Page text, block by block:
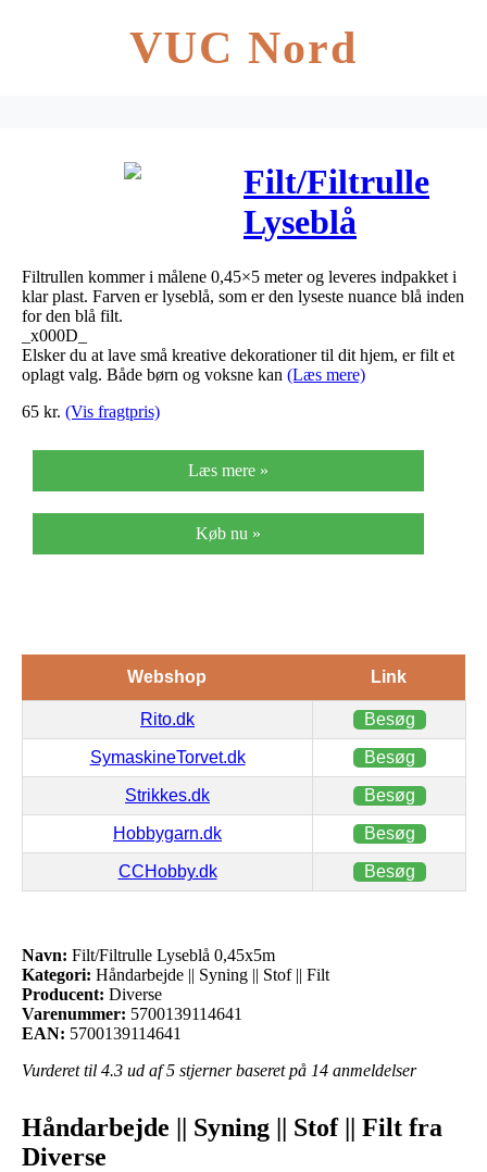
VUC Nord
Filt/Filtrulle
Lyseblå
0,45x5m
Filtrullen kommer i målene 0,45×5 meter og leveres indpakket i
klar plast. Farven er lyseblå, som er den lyseste nuance blå inden
for den blå filt.
_x000D_
Elsker du at lave små kreative dekorationer til dit hjem, er filt et
oplagt valg. Både børn og voksne kan (Læs mere)
65 kr. (Vis fragtpris)
Læs mere »
Køb nu »
Webshop Link
Rito.dk Besøg
SymaskineTorvet.dk Besøg
Strikkes.dk Besøg
Hobbygarn.dk Besøg
CCHobby.dk Besøg
Navn: Filt/Filtrulle Lyseblå 0,45x5m
Kategori: Håndarbejde || Syning || Stof || Filt
Producent: Diverse
Varenummer: 5700139114641
EAN: 5700139114641
Vurderet til 4.3 ud af 5 stjerner baseret på 14 anmeldelser
Håndarbejde || Syning || Stof || Filt fra
Diverse